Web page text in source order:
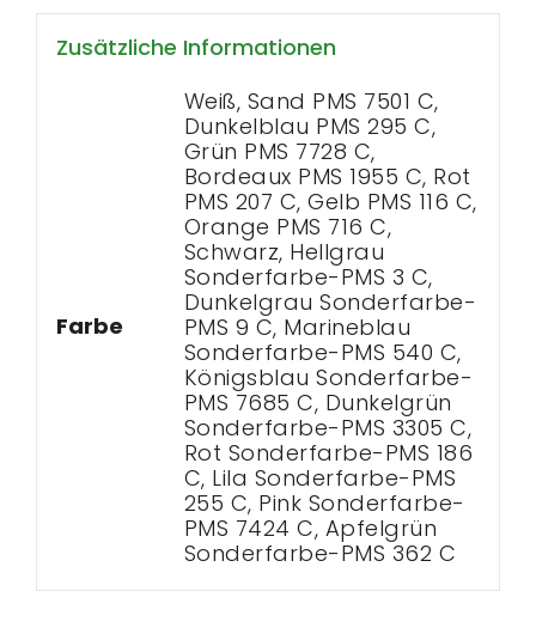
Zusätzliche Informationen
Farbe
Weiß, Sand PMS 7501 C,
Dunkelblau PMS 295 C,
Grün PMS 7728 C,
Bordeaux PMS 1955 C, Rot
PMS 207 C, Gelb PMS 116 C,
Orange PMS 716 C,
Schwarz, Hellgrau
Sonderfarbe-PMS 3 C,
Dunkelgrau Sonderfarbe-
PMS 9 C, Marineblau
Sonderfarbe-PMS 540 C,
Königsblau Sonderfarbe-
PMS 7685 C, Dunkelgrün
Sonderfarbe-PMS 3305 C,
Rot Sonderfarbe-PMS 186
C, Lila Sonderfarbe-PMS
255 C, Pink Sonderfarbe-
PMS 7424 C, Apfelgrün
Sonderfarbe-PMS 362 C